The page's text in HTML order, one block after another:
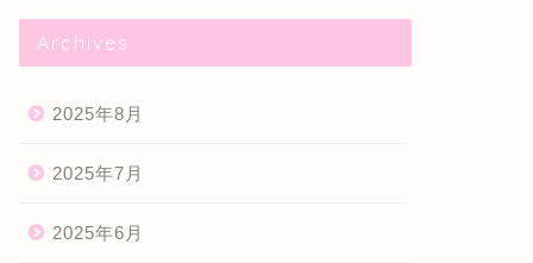
Archives
2025年8月
2025年7月
2025年6月